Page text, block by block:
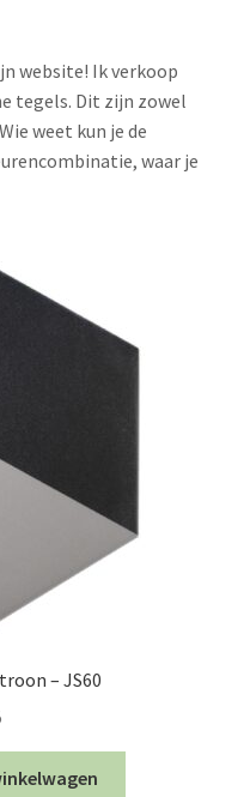
website! Ik verkoop
tegels. Dit zijn zowel
weet kun je de
waar je
– JS60